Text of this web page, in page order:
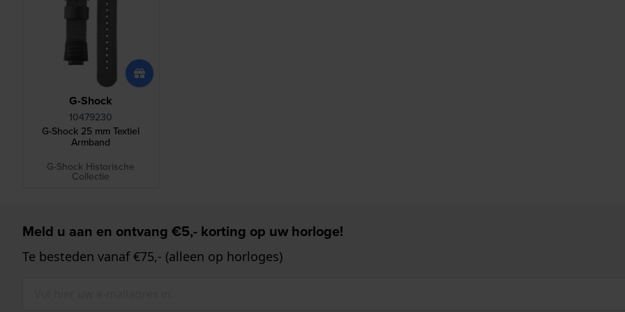
G-Shock
10479230
G-Shock 25 mm Textiel
Armband
G-Shock Historische
Collectie
Meld u aan en ontvang €5,- korting op uw horloge!
Te besteden vanaf €75,- (alleen op horloges)